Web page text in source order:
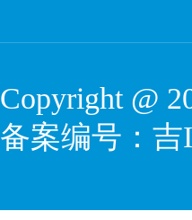
Copyright @
备案编号： 吉